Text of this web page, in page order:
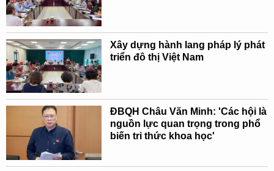
Xây dựng hành lang pháp lý phát
triển đô thị Việt Nam
ĐBQH Châu Văn Minh: 'Các hội là
nguồn lực quan trọng trong phổ
biến tri thức khoa học'